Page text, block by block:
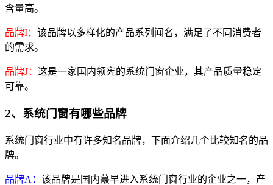
含量高。
品牌I： 该品牌以多样化的产品系列闻名，满足了不同消费者
的需求。
品牌J： 这是一家国内领宪的系统门窗企业，其产品质量稳定
可靠。
2、系统门窗有哪些品牌
系统门窗行业中有许多知名品牌，下面介绍几个比较知名的品
牌。
品牌A： 该品牌是国内蕞早进入系统门窗行业的企业之一，产